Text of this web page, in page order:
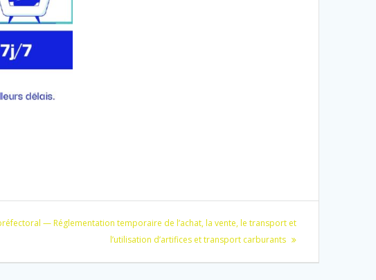
— Réglementation temporaire de l’achat, la vente, le transport et
l’utilisation d’artifices et transport carburants